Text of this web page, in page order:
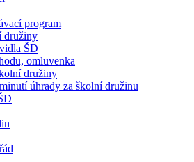
program
družiny
ŠD
omluvenka
družiny
úhrady za školní družinu